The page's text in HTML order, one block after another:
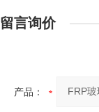
留言询价
产品：